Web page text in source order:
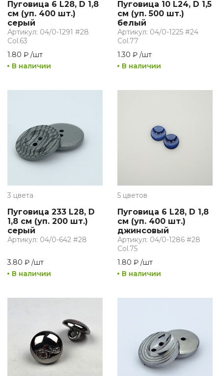
Пуговица 6 L28, D 1,8
см (уп. 400 шт.)
серый
Артикул: 04/0-1291 #28
Col.63
1.80 ₽ /шт
В наличии
Пуговица 10 L24, D 1,5
см (уп. 500 шт.)
белый
Артикул: 04/0-1225 #24
Col.77
1.30 ₽ /шт
В наличии
3 цвета
Пуговица 233 L28, D
1,8 см (уп. 200 шт.)
серый
Артикул: 04/0-642 #28
3.80 ₽ /шт
В наличии
5 цветов
Пуговица 6 L28, D 1,8
см (уп. 400 шт.)
джинсовый
Артикул: 04/0-1286 #28
Col.75
1.80 ₽ /шт
В наличии